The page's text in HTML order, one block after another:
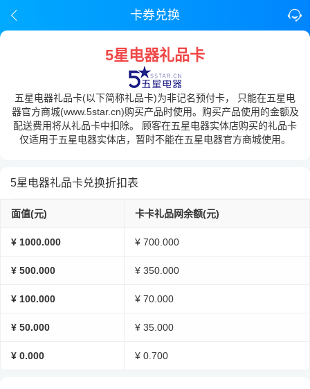
卡券兑换
5星电器礼品卡
五星电器礼品卡(以下简称礼品卡)为非记名预付卡， 只能在五星电
器官方商城(www.5star.cn)购买产品时使用。购买产品使用的金额及
配送费用将从礼品卡中扣除。 顾客在五星电器实体店购买的礼品卡
仅适用于五星电器实体店，暂时不能在五星电器官方商城使用。
5星电器礼品卡兑换折扣表
面值(元) 卡卡礼品网余额(元)
¥ 1000.000 ¥ 700.000
¥ 500.000 ¥ 350.000
¥ 100.000 ¥ 70.000
¥ 50.000 ¥ 35.000
¥ 0.000 ¥ 0.700